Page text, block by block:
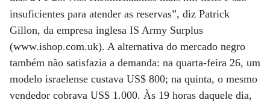
insuficientes para atender as reservas”, diz Patrick
Gillon, da empresa inglesa IS Army Surplus
(www.ishop.com.uk). A alternativa do mercado negro
também não satisfazia a demanda: na quarta-feira 26, um
modelo israelense custava US$ 800; na quinta, o mesmo
vendedor cobrava US$ 1.000. Às 19 horas daquele dia,